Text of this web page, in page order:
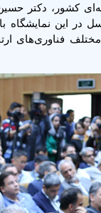
کشور، دکتر
در این
مختلف